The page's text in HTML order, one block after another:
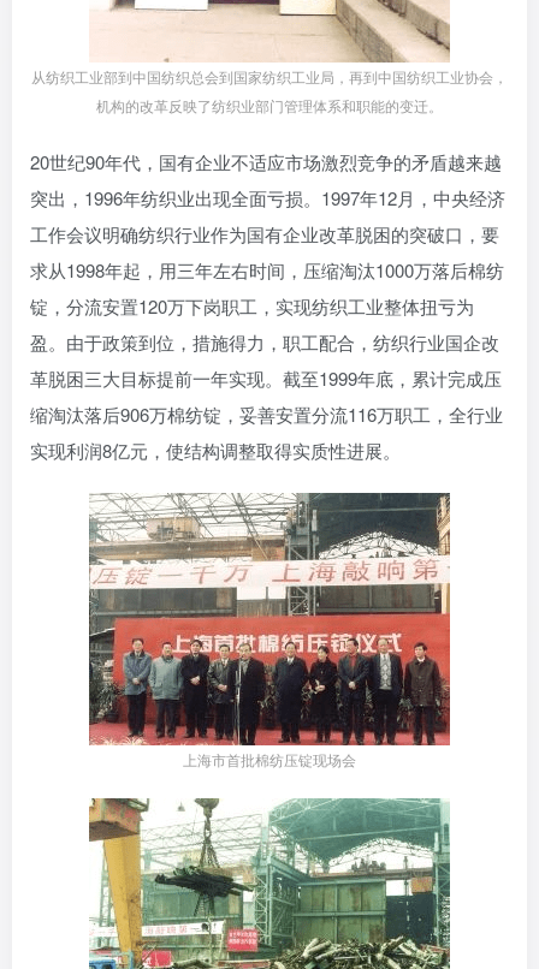
从纺织工业部到中国纺织总会到国家纺织工业局，再到中国纺织工业协会，
机构的改革反映了纺织业部门管理体系和职能的变迁。
20世纪90年代，国有企业不适应市场激烈竞争的矛盾越来越
突出，1996年纺织业出现全面亏损。1997年12月，中央经济
工作会议明确纺织行业作为国有企业改革脱困的突破口，要
求从1998年起，用三年左右时间，压缩淘汰1000万落后棉纺
锭，分流安置120万下岗职工，实现纺织工业整体扭亏为
盈。由于政策到位，措施得力，职工配合，纺织行业国企改
革脱困三大目标提前一年实现。截至1999年底，累计完成压
缩淘汰落后906万棉纺锭，妥善安置分流116万职工，全行业
实现利润8亿元，使结构调整取得实质性进展。
上海市首批棉纺压锭现场会